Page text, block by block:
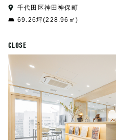
千代田区神田神保町
69.26坪(228.96㎡)
CLOSE